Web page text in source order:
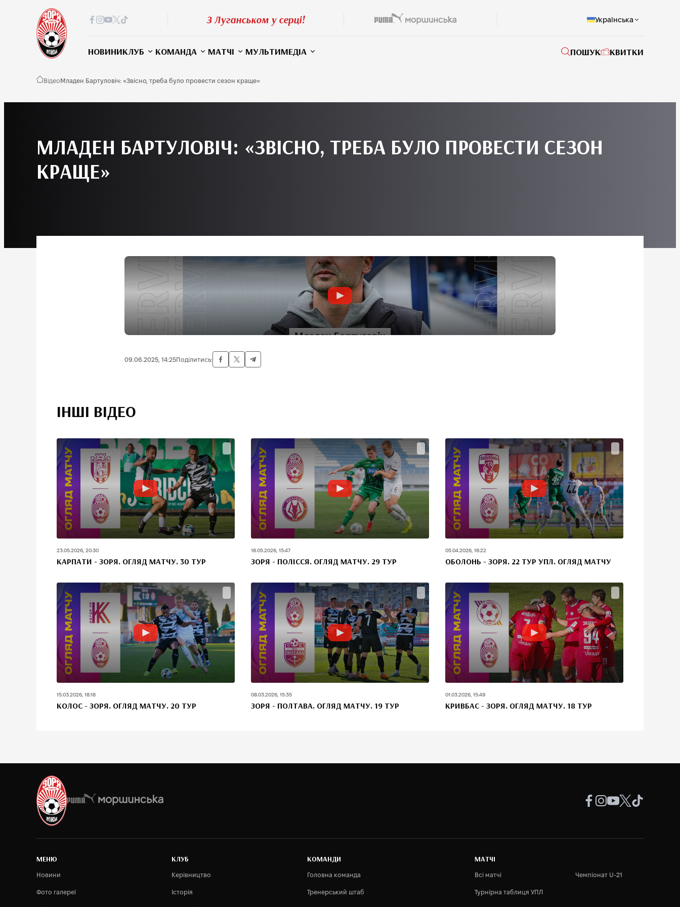
З Луганськом у серці! Українська
НОВИНИКЛУБ КОМАНДА МАТЧІ МУЛЬТИМЕДІА ПОШУК КВИТКИ
ВідеоМладен Бартуловіч: «Звісно, треба було провести сезон краще»
МЛАДЕН БАРТУЛОВІЧ: «ЗВІСНО, ТРЕБА БУЛО ПРОВЕСТИ СЕЗОН
КРАЩЕ»
09.06.2025, 14:25Поділитись:
ІНШІ ВІДЕО
23.05.2026, 20:30
КАРПАТИ - ЗОРЯ. ОГЛЯД МАТЧУ. 30 ТУР
18.05.2026, 15:47
ЗОРЯ - ПОЛІССЯ. ОГЛЯД МАТЧУ. 29 ТУР
05.04.2026, 18:22
ОБОЛОНЬ - ЗОРЯ. 22 ТУР УПЛ. ОГЛЯД МАТЧУ
15.03.2026, 18:18
КОЛОС - ЗОРЯ. ОГЛЯД МАТЧУ. 20 ТУР
08.03.2026, 15:35
ЗОРЯ - ПОЛТАВА. ОГЛЯД МАТЧУ. 19 ТУР
01.03.2026, 15:49
КРИВБАС - ЗОРЯ. ОГЛЯД МАТЧУ. 18 ТУР
MEНЮ
Новини
Фото галереї
КЛУБ
Керівництво
Історія
КОМАНДИ
Головна команда
Тренерський штаб
МАТЧІ
Всі матчі
Турнірна таблиця УПЛ
Чемпіонат U-21